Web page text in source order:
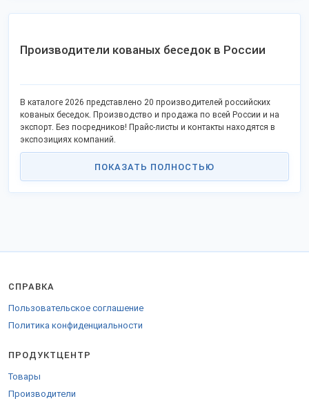
Производители кованых беседок в России
В каталоге 2026 представлено 20 производителей российских
кованых беседок. Производство и продажа по всей России и на
экспорт. Без посредников! Прайс-листы и контакты находятся в
экспозициях компаний.
ПОКАЗАТЬ ПОЛНОСТЬЮ
СПРАВКА
Пользовательское соглашение
Политика конфиденциальности
ПРОДУКТЦЕНТР
Товары
Производители